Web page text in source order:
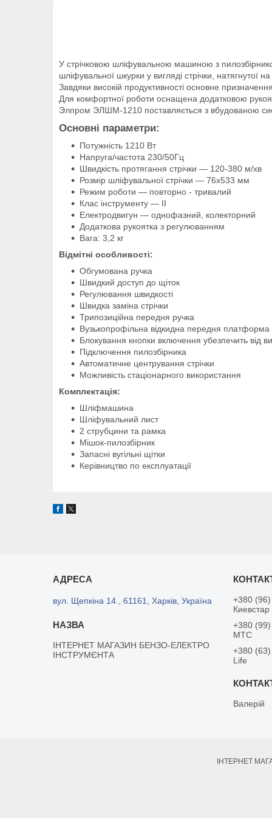
У стрічковою шліфувальною машиною з
шліфувальної шкурки у вигляді стрічки, натягнутої
Завдяки високій продуктивності основне
Для комфортної роботи оснащена додатковою
Элпром ЭЛШМ-1210 поставляється з вбудованою
Основні параметри:
Потужність 1210 Вт
Напруга/частота 230/50Гц
Швидкість протягання стрічки — 120-380 м/хв
Розмір шліфувальної стрічки — 76х533 мм
Режим роботи — повторно - тривалий
Клас інструменту — II
Електродвигун — однофазний, колекторний
Додаткова рукоятка з регулюванням
Вага: 3,2 кг
Відмітні особливості:
Обгумована ручка
Швидкий доступ до щіток
Регулювання швидкості
Швидка заміна стрічки
Трипозиційна передня ручка
Вузькопрофільна відкидна передня платформа
Блокування кнопки включення убезпечить від
Підключення пилозбірника
Автоматичне центрування стрічки
Можливість стаціонарного використання
Комплектація:
Шліфмашина
Шліфувальний лист
2 струбцини та рамка
Мішок-пилозбірник
Запасні вугільні щітки
Керівництво по експлуатації
вул. Щепкіна 14., 61161, Харків, Україна
ІНТЕРНЕТ МАГАЗИН БЕНЗО-ЕЛЕКТРО
ІНСТРУМЄНТА
+380
Киевстар
+380
MTC
+380
Life
Валерій